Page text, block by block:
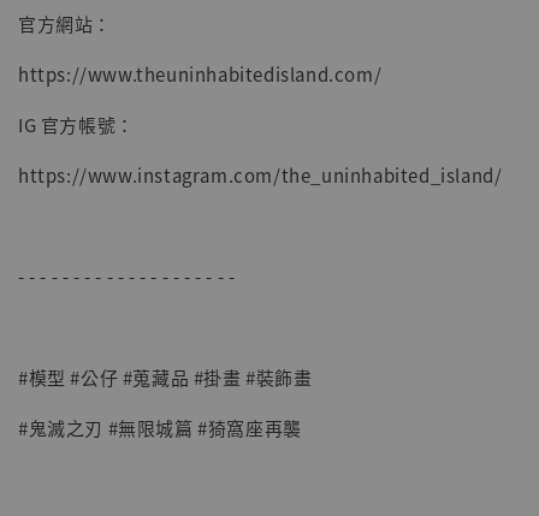
官方網站：
https://www.theuninhabitedisland.com/
IG 官方帳號：
https://www.instagram.com/the_uninhabited_island/
- - - - - - - - - - - - - - - - - - - -
#模型 #公仔 #蒐藏品 #掛畫 #裝飾畫
#鬼滅之刃 #無限城篇 #猗窩座再襲